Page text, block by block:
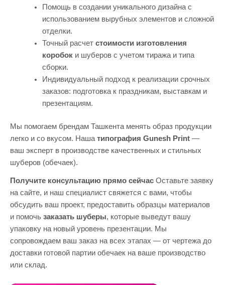
Помощь в создании уникального дизайна с
использованием вырубных элементов и сложной
отделки.
Точный расчет стоимости изготовления
коробоки шуберов с учетом тиража и типа
сборки.
Индивидуальный подход к реализации срочных
заказов: подготовка к праздникам, выставкам и
презентациям.
Мы помогаем брендам Ташкента менять образ продукции
легко и со вкусом. Наша типография Gunesh Print —
ваш эксперт в производстве качественных и стильных
шуберов (обечаек).
Получите консультацию прямо сейчас Оставьте заявку
на сайте, и наш специалист свяжется с вами, чтобы
обсудить ваш проект, предоставить образцы материалов
и помочь заказать шуберы, которые выведут вашу
упаковку на новый уровень презентации. Мы
сопровождаем ваш заказ на всех этапах — от чертежа до
доставки готовой партии обечаек на ваше производство
или склад.